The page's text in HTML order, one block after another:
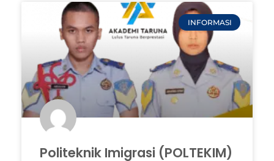
INFORMASI
Politeknik Imigrasi (POLTEKIM)